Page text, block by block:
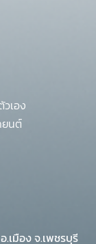
เอง
ยนต์
.เมือง จ.เพชรบุรี